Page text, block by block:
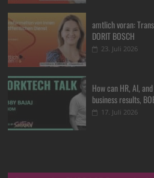
amtlich voran:
DORIT BOSCH
23. Juli 2026
How can HR, AI,
business results,
17. Juli 2026